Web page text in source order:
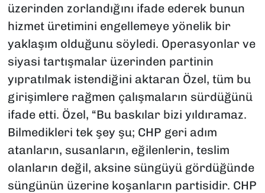
üzerinden zorlandığını ifade ederek bunun
hizmet üretimini engellemeye yönelik bir
yaklaşım olduğunu söyledi. Operasyonlar ve
siyasi tartışmalar üzerinden partinin
yıpratılmak istendiğini aktaran Özel, tüm bu
girişimlere rağmen çalışmaların sürdüğünü
ifade etti. Özel, “Bu baskılar bizi yıldıramaz.
Bilmedikleri tek şey şu; CHP geri adım
atanların, susanların, eğilenlerin, teslim
olanların değil, aksine süngüyü gördüğünde
süngünün üzerine koşanların partisidir. CHP